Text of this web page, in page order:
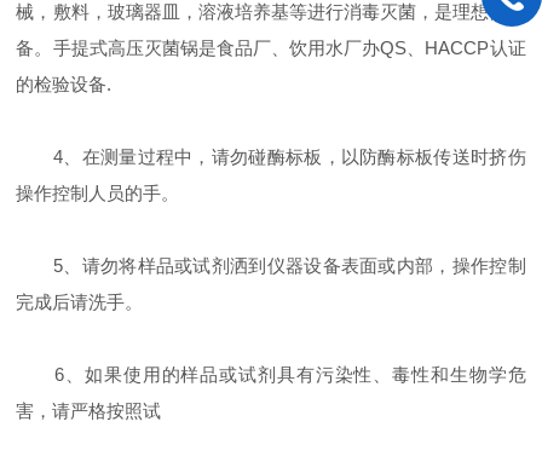
械，敷料，玻璃器皿，溶液培养基等进行消毒灭菌，是理想的设
备。手提式高压灭菌锅是食品厂、饮用水厂办QS、HACCP认证
的检验设备.
4、在测量过程中，请勿碰酶标板，以防酶标板传送时挤伤
操作控制人员的手。
5、请勿将样品或试剂洒到仪器设备表面或内部，操作控制
完成后请洗手。
6、如果使用的样品或试剂具有污染性、毒性和生物学危
害，请严格按照试